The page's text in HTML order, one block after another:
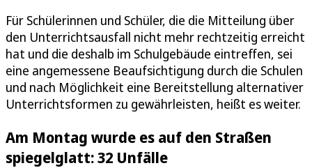
Für Schülerinnen und Schüler, die die Mitteilung über
den Unterrichtsausfall nicht mehr rechtzeitig erreicht
hat und die deshalb im Schulgebäude eintreffen, sei
eine angemessene Beaufsichtigung durch die Schulen
und nach Möglichkeit eine Bereitstellung alternativer
Unterrichtsformen zu gewährleisten, heißt es weiter.
Am Montag wurde es auf den Straßen
spiegelglatt: 32 Unfälle